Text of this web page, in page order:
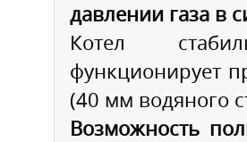
давлении газа в
Котел
функционирует
(40 мм водяного
Возможность